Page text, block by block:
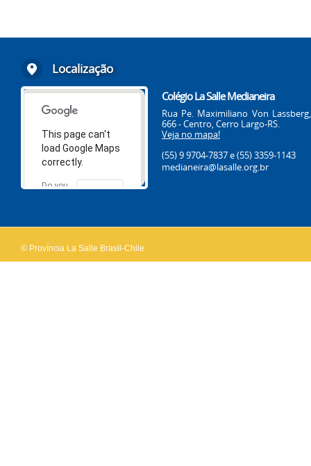
Localização
This page can't
load Google Maps
correctly.
Do you
OK
Colégio La Salle Medianeira
Rua Pe. Maximiliano Von Lassberg,
666 - Centro, Cerro Largo-RS.
Veja no mapa!
(55) 9 9704-7837e (55) 3359-1143
medianeira@lasalle.org.br
© Província La Salle Brasil-Chile